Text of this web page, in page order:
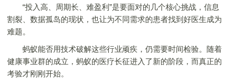
“投入高、周期长、难盈利”是要面对的几个核心挑战，信息
割裂、数据孤岛的现状，也让为不同需求的患者找到好医生成为
难题。
蚂蚁能否用技术破解这些行业顽疾，仍需要时间检验。随着
健康事业群的成立，蚂蚁的医疗长征进入了新的阶段，而真正的
考验才刚刚开始。